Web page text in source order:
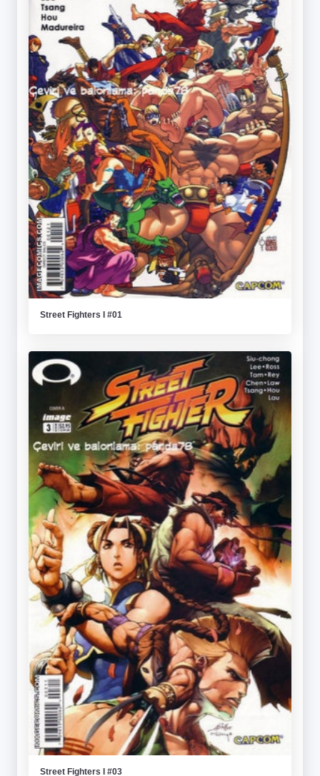
Street Fighters I #01
Street Fighters I #03